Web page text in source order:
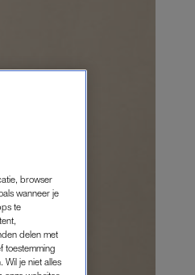
browser
wanneer je
te
delen met
toestemming
Wil je niet alles